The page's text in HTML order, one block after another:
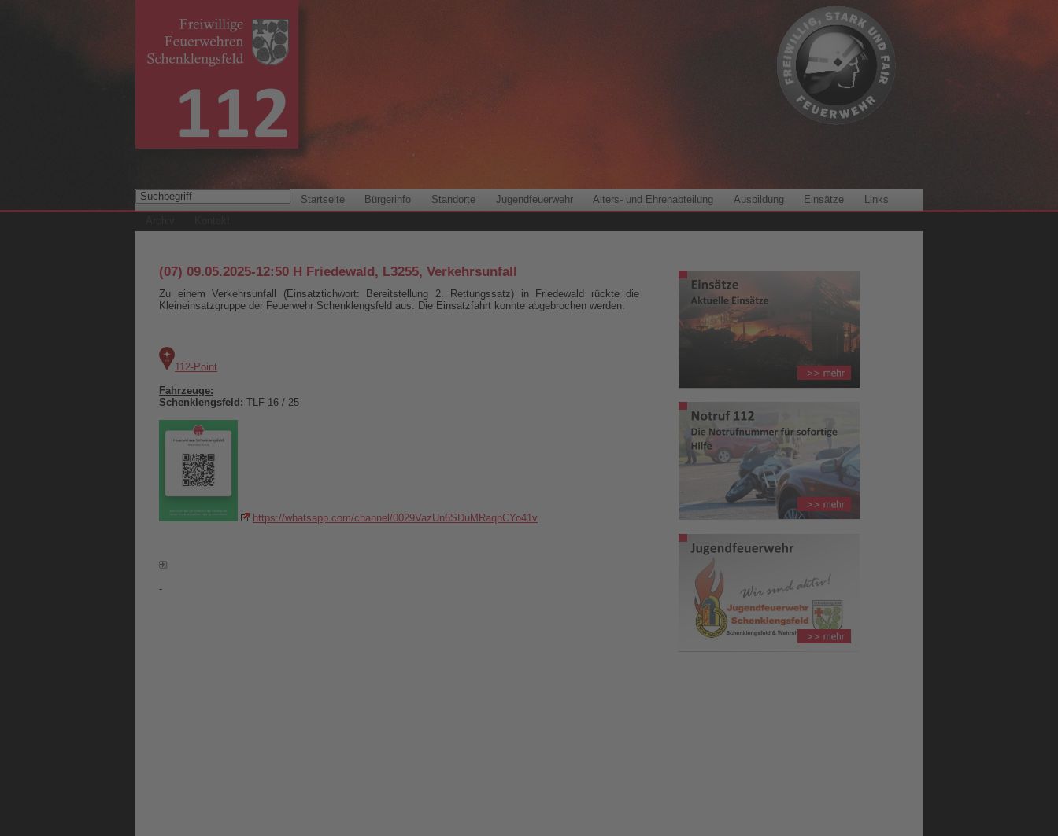
Startseite Bürgerinfo Standorte Jugendfeuerwehr Alters- und Ehrenabteilung Ausbildung Einsätze
Links
(07) 09.05.2025-12:50 H Friedewald, L3255, Verkehrsunfall
Zu einem Verkehrsunfall (Einsatztichwort: Bereitstellung 2. Rettungssatz) in Friedewald rückte die
Kleineinsatzgruppe der Feuerwehr Schenklengsfeld aus. Die Einsatzfahrt konnte abgebrochen werden.
112-Point
Fahrzeuge:
Schenklengsfeld: TLF 16 / 25
https://whatsapp.com/channel/0029VazUn6SDuMRaqhCYo41v
-